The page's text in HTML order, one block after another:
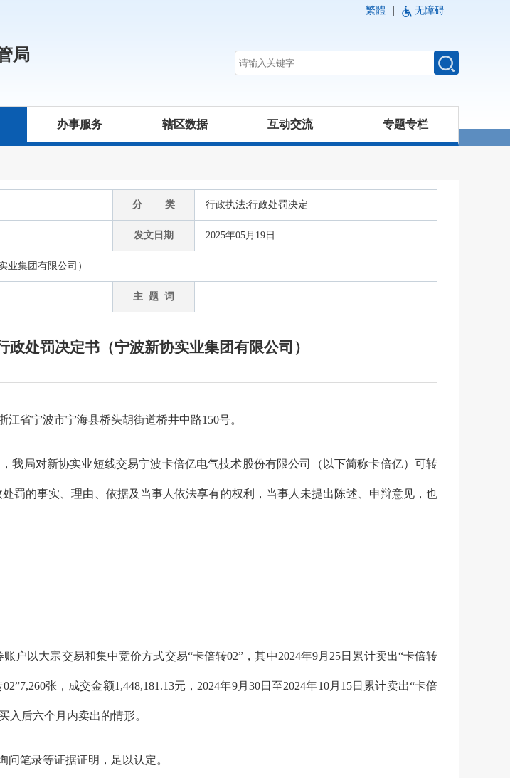
繁體 无障碍
局
办事服务 辖区数据 互动交流 专题专栏
分 类 行政执法;行政处罚决定
发文日期 2025年05月19日
业集团有限公司）
主 题 词
处罚决定书（宁波新协实业集团有限公司）
江省宁波市宁海县桥头胡街道桥井中路150号。
我局对新协实业短线交易宁波卡倍亿电气技术股份有限公司（以下简称卡倍亿）可转
罚的事实、理由、依据及当事人依法享有的权利，当事人未提出陈述、申辩意见，也
账户以大宗交易和集中竞价方式交易“卡倍转02” ，其中2024年9月25日累计卖出“卡倍转
02”7,260张，成交金额1,448,181.13元，2024年9月 30日至2024年10月 15日累计卖出“卡倍
入后六个月内卖出的情形。
问笔录等证据证明，足以认定。